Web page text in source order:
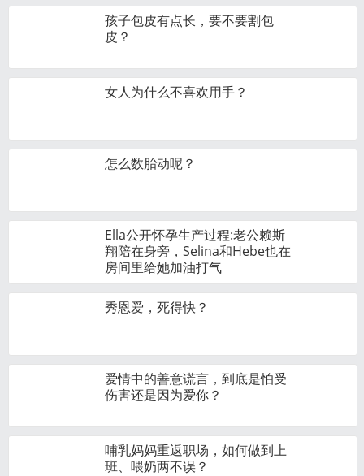
孩子包皮有点长，要不要割包
皮？
女人为什么不喜欢用手？
怎么数胎动呢？
Ella公开怀孕生产过程:老公赖斯
翔陪在身旁，Selina和Hebe也在
房间里给她加油打气
秀恩爱，死得快？
爱情中的善意谎言，到底是怕受
伤害还是因为爱你？
哺乳妈妈重返职场，如何做到上
班、喂奶两不误？